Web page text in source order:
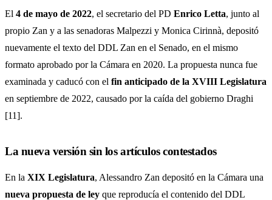
El 4 de mayo de 2022, el secretario del PD Enrico Letta, junto al
propio Zan y a las senadoras Malpezzi y Monica Cirinnà, depositó
nuevamente el texto del DDL Zan en el Senado, en el mismo
formato aprobado por la Cámara en 2020. La propuesta nunca fue
examinada y caducó con el fin anticipado de la XVIII Legislatura
en septiembre de 2022, causado por la caída del gobierno Draghi
[11].
La nueva versión sin los artículos contestados
En la XIX Legislatura, Alessandro Zan depositó en la Cámara una
nueva propuesta de ley que reproducía el contenido del DDL